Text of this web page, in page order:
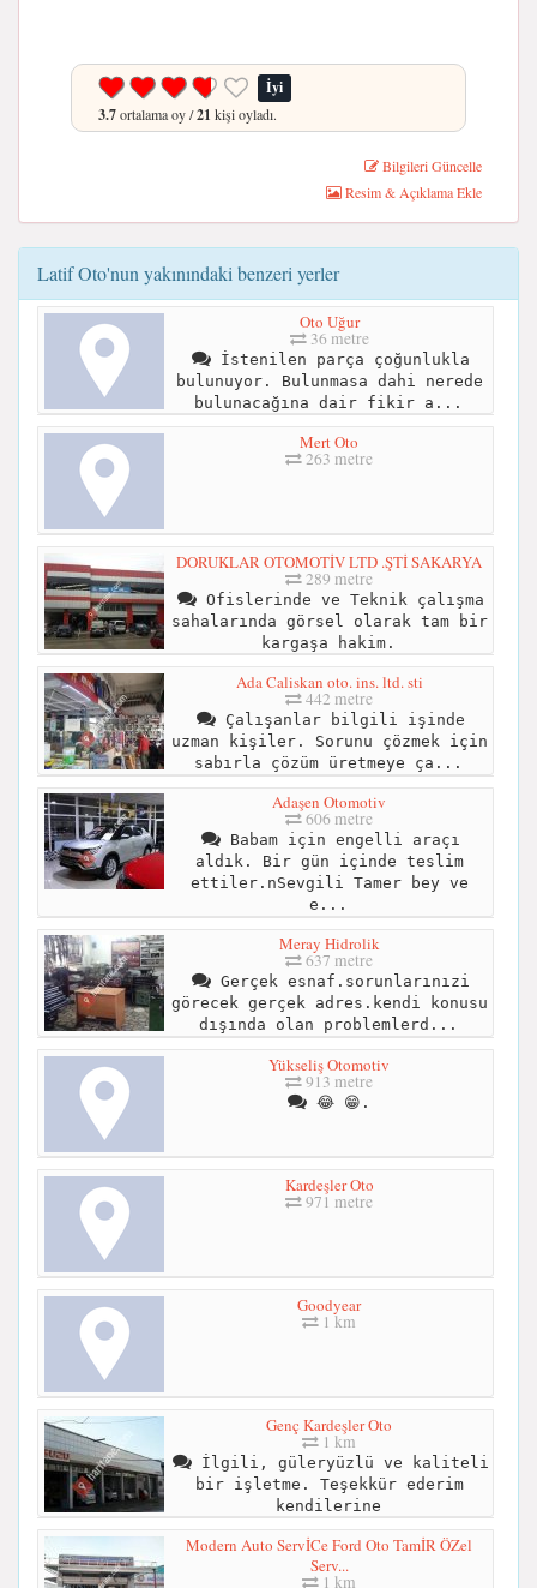
İyi
3.7ortalama oy /21 kişi oyladı.
Bilgileri Güncelle
Resim & Açıklama Ekle
Latif Oto'nun yakınındaki benzeri yerler
Oto Uğur
36 metre
İstenilen parça çoğunlukla
bulunuyor. Bulunmasa dahi nerede
bulunacağına dair fikir a...
Mert Oto
263 metre
DORUKLAR OTOMOTİV LTD .ŞTİ SAKARYA
289 metre
Ofislerinde ve Teknik çalışma
sahalarında görsel olarak tam bir
kargaşa hakim.
Ada Caliskan oto. ins. ltd. sti
442 metre
Çalışanlar bilgili işinde
uzman kişiler. Sorunu çözmek için
sabırla çözüm üretmeye ça...
Adaşen Otomotiv
606 metre
Babam için engelli araçı
aldık. Bir gün içinde teslim
ettiler.nSevgili Tamer bey ve
e...
Meray Hidrolik
637 metre
Gerçek esnaf.sorunlarınızi
görecek gerçek adres.kendi konusu
dışında olan problemlerd...
Yükseliş Otomotiv
913 metre
😂 😁.
Kardeşler Oto
971 metre
Goodyear
1 km
Genç Kardeşler Oto
1 km
İlgili, güleryüzlü ve kaliteli
bir işletme. Teşekkür ederim
kendilerine
Modern Auto ServİCe Ford Oto TamİR ÖZel
Serv...
1 km